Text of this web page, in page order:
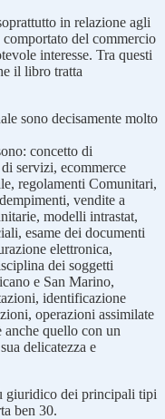
in relazione agli
del commercio
interesse. Tra questi
il libro tratta
sono decisamente molto
concetto di
servizi, ecommerce
regolamenti Comunitari,
vendite a
modelli intrastat,
esame dei documenti
elettronica,
dei soggetti
e San Marino,
identificazione
operazioni assimilate
quello con un
delicatezza e
giuridico dei principali tipi
ben 30.